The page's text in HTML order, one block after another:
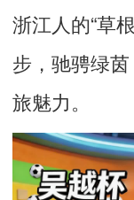
浙江人的“草
步，驰骋绿
旅魅力。